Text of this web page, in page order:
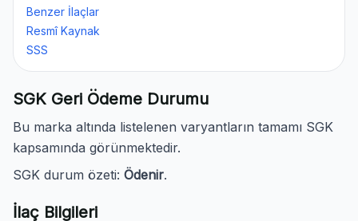
Benzer İlaçlar
Resmî Kaynak
SSS
SGK Geri Ödeme Durumu
Bu marka altında listelenen varyantların tamamı SGK
kapsamında görünmektedir.
SGK durum özeti: Ödenir.
İlaç Bilgileri